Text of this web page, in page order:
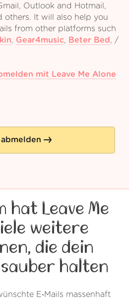
Outlook and Hotmail,
others. It will also help you
from other platforms such
, Gear4music, Beter Bed, /
mit Leave Me Alone
hat Leave Me
weitere
die dein
halten
E‑Mails massenhaft